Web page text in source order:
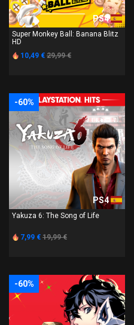
PS4
Super Monkey Ball: Banana Blitz
HD
10,49 € 29,99 €
-60%
PS4
Yakuza 6: The Song of Life
7,99 € 19,99 €
-60%